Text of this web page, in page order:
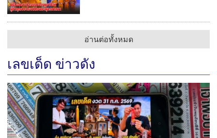
อ่านต่อทั้งหมด
เลขเด็ด ข่าวดัง